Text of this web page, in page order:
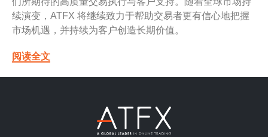
续演变，ATFX 将继续致力于帮助交易者更有信心地把握
市场机遇，并持续为客户创造长期价值。
阅读全文